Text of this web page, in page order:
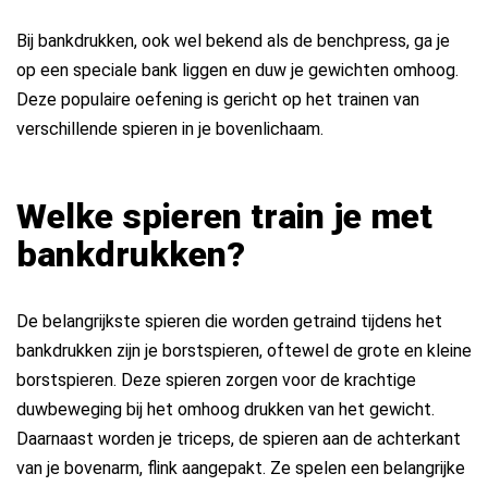
Bij bankdrukken, ook wel bekend als de benchpress, ga je
op een speciale bank liggen en duw je gewichten omhoog.
Deze populaire oefening is gericht op het trainen van
verschillende spieren in je bovenlichaam.
Welke spieren train je met
bankdrukken?
De belangrijkste spieren die worden getraind tijdens het
bankdrukken zijn je borstspieren, oftewel de grote en kleine
borstspieren. Deze spieren zorgen voor de krachtige
duwbeweging bij het omhoog drukken van het gewicht.
Daarnaast worden je triceps, de spieren aan de achterkant
van je bovenarm, flink aangepakt. Ze spelen een belangrijke